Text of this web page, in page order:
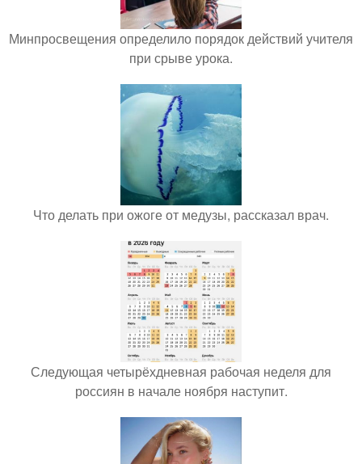
Минпросвещения определило порядок действий учителя
при срыве урока.
Что делать при ожоге от медузы, рассказал врач.
Следующая четырёхдневная рабочая неделя для
россиян в начале ноября наступит.